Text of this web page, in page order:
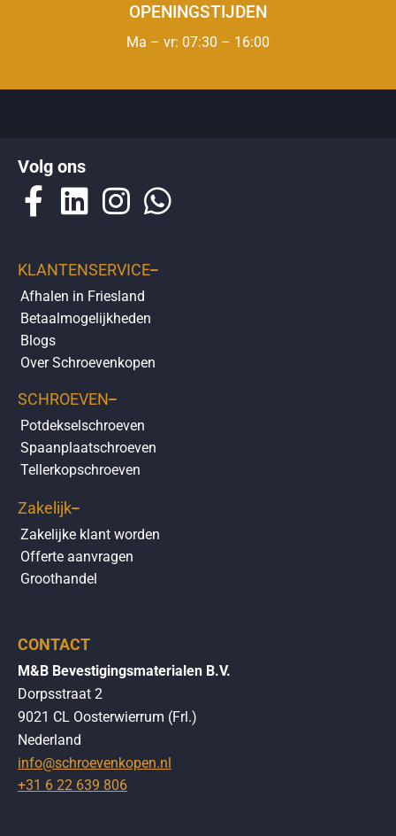
OPENINGSTIJDEN
Ma – vr: 07:30 – 16:00
Op deklantenservicepagina
bezorgen
Volg ons
KLANTENSERVICE
Afhalen in Friesland
Betaalmogelijkheden
Blogs
Over Schroevenkopen
SCHROEVEN
Potdekselschroeven
Spaanplaatschroeven
Tellerkopschroeven
Zakelijk
Zakelijke klant worden
Offerte aanvragen
Groothandel
CONTACT
M&B Bevestigingsmaterialen B.V.
Dorpsstraat 2
9021 CL Oosterwierrum (Frl.)
Nederland
info@schroevenkopen.nl
+31 6 22 639 806